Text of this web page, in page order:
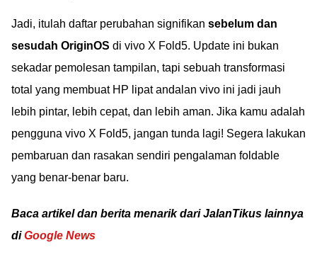
Jadi, itulah daftar perubahan signifikan sebelum dan
sesudah OriginOS di vivo X Fold5. Update ini bukan
sekadar pemolesan tampilan, tapi sebuah transformasi
total yang membuat HP lipat andalan vivo ini jadi jauh
lebih pintar, lebih cepat, dan lebih aman. Jika kamu adalah
pengguna vivo X Fold5, jangan tunda lagi! Segera lakukan
pembaruan dan rasakan sendiri pengalaman foldable
yang benar-benar baru.
Baca artikel dan berita menarik dari JalanTikus lainnya
diGoogle News